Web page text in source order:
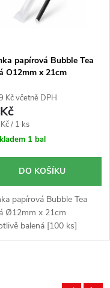
papírová Bubble Tea
O12mm x 21cm
Kč včetně DPH
/ 1 ks
1 bal
DO KOŠÍKU
papírová Bubble Tea
Ø12mm x 21cm
balená [100 ks]
10 balení